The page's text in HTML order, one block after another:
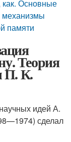
как. Основные
механизмы
памяти
Теория
П. К.
идей А.
сделал